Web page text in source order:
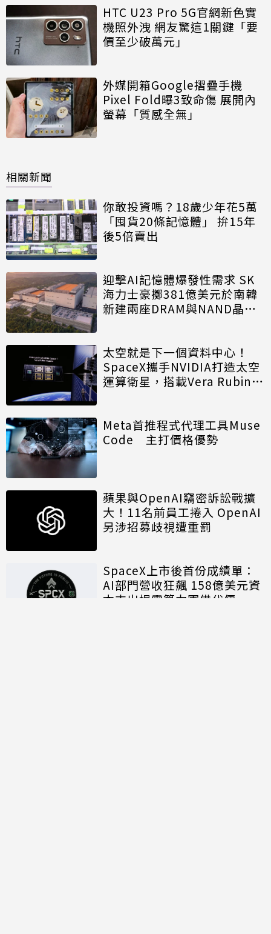
HTC U23 Pro 5G官網新色實
機照外洩 網友驚這1關鍵「要
價至少破萬元」
外媒開箱Google摺疊手機
Pixel Fold曝3致命傷 展開內
螢幕「質感全無」
相關新聞
你敢投資嗎？18歲少年花5萬
「囤貨20條記憶體」 拚15年
後5倍賣出
迎擊AI記憶體爆發性需求 SK
海力士豪擲381億美元於南韓
新建兩座DRAM與NAND晶圓
太空就是下一個資料中心！
SpaceX攜手NVIDIA打造太空
運算衛星，搭載Vera Rubin運
Meta首推程式代理工具Muse
Code 主打價格優勢
蘋果與OpenAI竊密訴訟戰擴
大！11名前員工捲入 OpenAI
另涉招募歧視遭重罰
SpaceX上市後首份成績單：
AI部門營收狂飆 158億美元資
本支出揭露算力軍備代價